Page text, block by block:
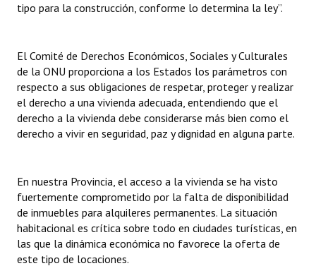
tipo para la construcción, conforme lo determina la ley”.
El Comité de Derechos Económicos, Sociales y Culturales
de la ONU proporciona a los Estados los parámetros con
respecto a sus obligaciones de respetar, proteger y realizar
el derecho a una vivienda adecuada, entendiendo que el
derecho a la vivienda debe considerarse más bien como el
derecho a vivir en seguridad, paz y dignidad en alguna parte.
En nuestra Provincia, el acceso a la vivienda se ha visto
fuertemente comprometido por la falta de disponibilidad
de inmuebles para alquileres permanentes. La situación
habitacional es crítica sobre todo en ciudades turísticas, en
las que la dinámica económica no favorece la oferta de
este tipo de locaciones.